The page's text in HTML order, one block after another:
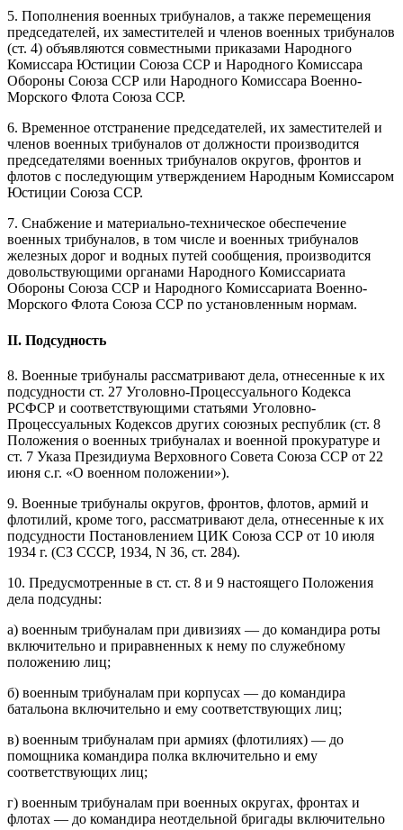
5. Пополнения военных трибуналов, а также перемещения
председателей, их заместителей и членов военных трибуналов
(ст. 4) объявляются совместными приказами Народного
Комиссара Юстиции Союза ССР и Народного Комиссара
Обороны Союза ССР или Народного Комиссара Военно-
Морского Флота Союза ССР.
6. Временное отстранение председателей, их заместителей и
членов военных трибуналов от должности производится
председателями военных трибуналов округов, фронтов и
флотов с последующим утверждением Народным Комиссаром
Юстиции Союза ССР.
7. Снабжение и материально-техническое обеспечение
военных трибуналов, в том числе и военных трибуналов
железных дорог и водных путей сообщения, производится
довольствующими органами Народного Комиссариата
Обороны Союза ССР и Народного Комиссариата Военно-
Морского Флота Союза ССР по установленным нормам.
II. Подсудность
8. Военные трибуналы рассматривают дела, отнесенные к их
подсудности ст. 27 Уголовно-Процессуального Кодекса
РСФСР и соответствующими статьями Уголовно-
Процессуальных Кодексов других союзных республик (ст. 8
Положения о военных трибуналах и военной прокуратуре и
ст. 7 Указа Президиума Верховного Совета Союза ССР от 22
июня с.г. «О военном положении»).
9. Военные трибуналы округов, фронтов, флотов, армий и
флотилий, кроме того, рассматривают дела, отнесенные к их
подсудности Постановлением ЦИК Союза ССР от 10 июля
1934 г. (СЗ СССР, 1934, N 36, ст. 284).
10. Предусмотренные в ст. ст. 8 и 9 настоящего Положения
дела подсудны:
а) военным трибуналам при дивизиях — до командира роты
включительно и приравненных к нему по служебному
положению лиц;
б) военным трибуналам при корпусах — до командира
батальона включительно и ему соответствующих лиц;
в) военным трибуналам при армиях (флотилиях) — до
помощника командира полка включительно и ему
соответствующих лиц;
г) военным трибуналам при военных округах, фронтах и
флотах — до командира неотдельной бригады включительно